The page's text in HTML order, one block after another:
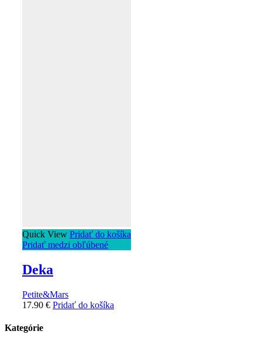
Quick View Pridať do košíka
Pridať medzi obľúbené
Deka
Petite&Mars
17.90 € Pridať do košíka
Kategórie